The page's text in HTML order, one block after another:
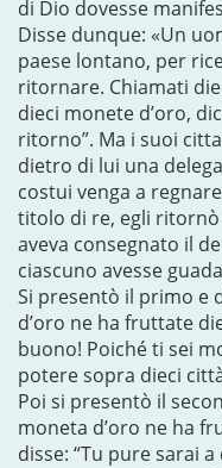
di Dio dovesse
Disse dunque: «Un
paese lontano, per
ritornare. Chiamati
dieci monete d’oro,
ritorno”. Ma i suoi
dietro di lui una
costui venga a
titolo di re, egli ritornò
aveva consegnato il
ciascuno avesse
Si presentò il primo e
d’oro ne ha fruttate
buono! Poiché ti sei
potere sopra dieci
Poi si presentò il
moneta d’oro ne ha
disse: “Tu pure sarai